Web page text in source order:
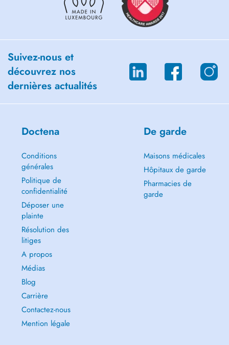
Suivez-nous et
découvrez nos
dernières actualités
Doctena
Conditions
générales
Politique de
confidentialité
Déposer une
plainte
Résolution des
litiges
A propos
Médias
Blog
Carrière
Contactez-nous
Mention légale
De garde
Maisons médicales
Hôpitaux de garde
Pharmacies de
garde